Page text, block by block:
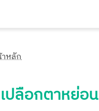
หลัก
ปลือกตาหย่อน